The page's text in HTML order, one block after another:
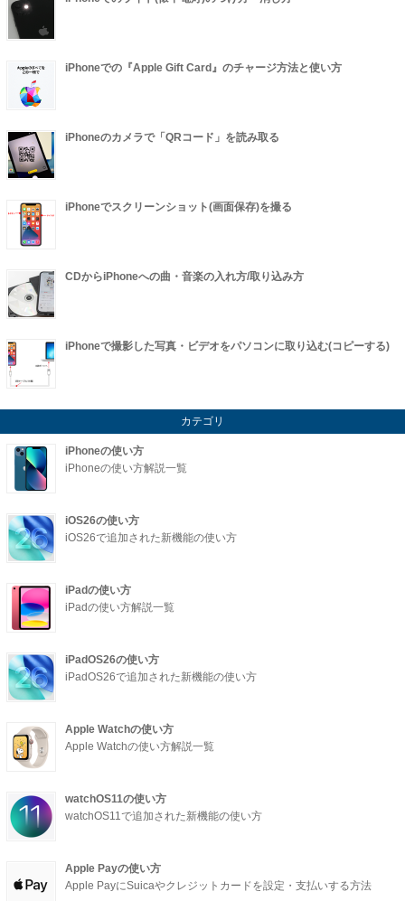
iPhoneでの『Apple Gift Card』のチャージ方法と使い方
iPhoneのカメラで「QRコード」を読み取る
iPhoneでスクリーンショット(画面保存)を撮る
CDからiPhoneへの曲・音楽の入れ方/取り込み方
iPhoneで撮影した写真・ビデオをパソコンに取り込む(コピーする)
カテゴリ
iPhoneの使い方
iPhoneの使い方解説一覧
iOS26の使い方
iOS26で追加された新機能の使い方
iPadの使い方
iPadの使い方解説一覧
iPadOS26の使い方
iPadOS26で追加された新機能の使い方
Apple Watchの使い方
Apple Watchの使い方解説一覧
watchOS11の使い方
watchOS11で追加された新機能の使い方
Apple Payの使い方
Apple PayにSuicaやクレジットカードを設定・支払いする方法